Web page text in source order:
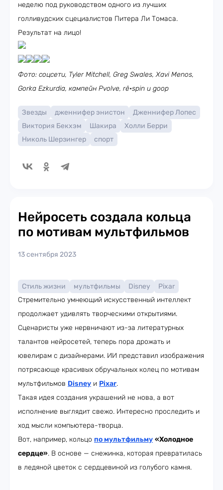
неделю под руководством одного из лучших
голливудских сцециалистов Питера Ли Томаса.
Результат на лицо!
Фото: соцсети, Tyler Mitchell, Greg Swales, Xavi Menos,
Gorka Ezkurdia, кампейн Pvolve, rē•spin и goop
Звезды дженнифер энистон
Дженнифер Лопес
Виктория Бекхэм
Шакира
Холли Берри
Николь Шерзингер
спорт
Нейросеть создала кольца
по мотивам мультфильмов
13 сентября 2023
Стиль жизни мультфильмы Disney
Pixar
Стремительно умнеющий искусственный интеллект
продолжает удивлять творческими открытиями.
Сценаристы уже нервничают из-за литературных
талантов нейросетей, теперь пора дрожать и
ювелирам с дизайнерами. ИИ представил изображения
потрясающе красивых обручальных колец по мотивам
мультфильмов Disney и Pixar.
Такая идея создания украшений не нова, а вот
исполнение выглядит свежо. Интересно проследить и
ход мысли компьютера-творца.
Вот, например, кольцо по мультфильму «Холодное
сердце». В основе — снежинка, которая превратилась
в ледяной цветок с сердцевиной из голубого камня.